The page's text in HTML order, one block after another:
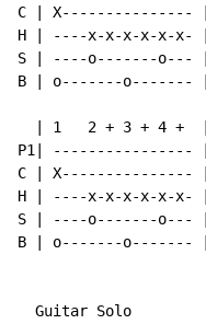
C |
H | ----x-x-x-x-x-
S | ----o-------
B | o-------
| 1   2 + 3 + 4 +
P1|
C |
H | ----x-x-x-x-x-x- |
S | ----o-------
B | o-------
  Guitar Solo